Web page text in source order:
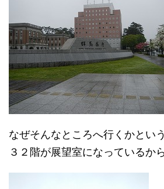
なぜそんなところへ行くかとい
３２階が展望室になっているか